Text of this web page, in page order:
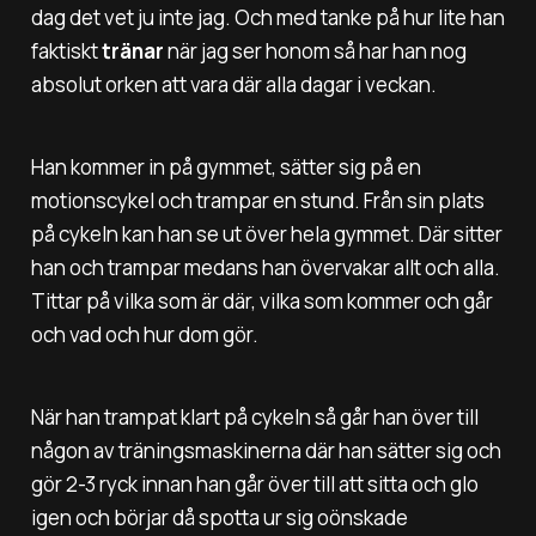
dag det vet ju inte jag. Och med tanke på hur lite han
faktiskttränarnär jag ser honom så har han nog
absolut orken att vara där alla dagar i veckan.
Han kommer in på gymmet, sätter sig på en
motionscykel och trampar en stund. Från sin plats
på cykeln kan han se ut över hela gymmet. Där sitter
han och trampar medans han övervakar allt och alla.
Tittar på vilka som är där, vilka som kommer och går
och vad och hur dom gör.
När han trampat klart på cykeln så går han över till
någon av träningsmaskinerna där han sätter sig och
gör 2-3 ryck innan han går över till att sitta och glo
igen och börjar då spotta ur sig oönskade